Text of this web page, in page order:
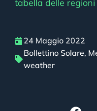
tabella delle
24 Maggio 2022
Bollettino Solare,
weather